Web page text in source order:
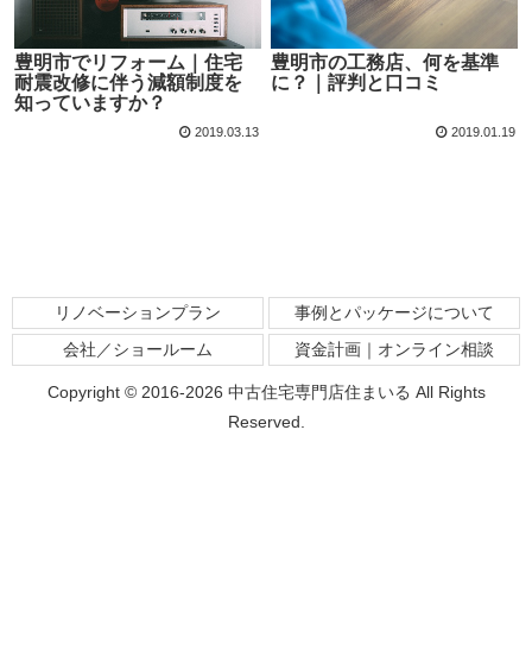
豊明市でリフォーム｜住宅
耐震改修に伴う減額制度を
知っていますか？
2019.03.13
豊明市の工務店、何を基準
に？｜評判と口コミ
2019.01.19
リノベーションプラン
事例とパッケージについて
会社／ショールーム
資金計画｜オンライン相談
Copyright © 2016-2026 中古住宅専門店住まいる All Rights
Reserved.